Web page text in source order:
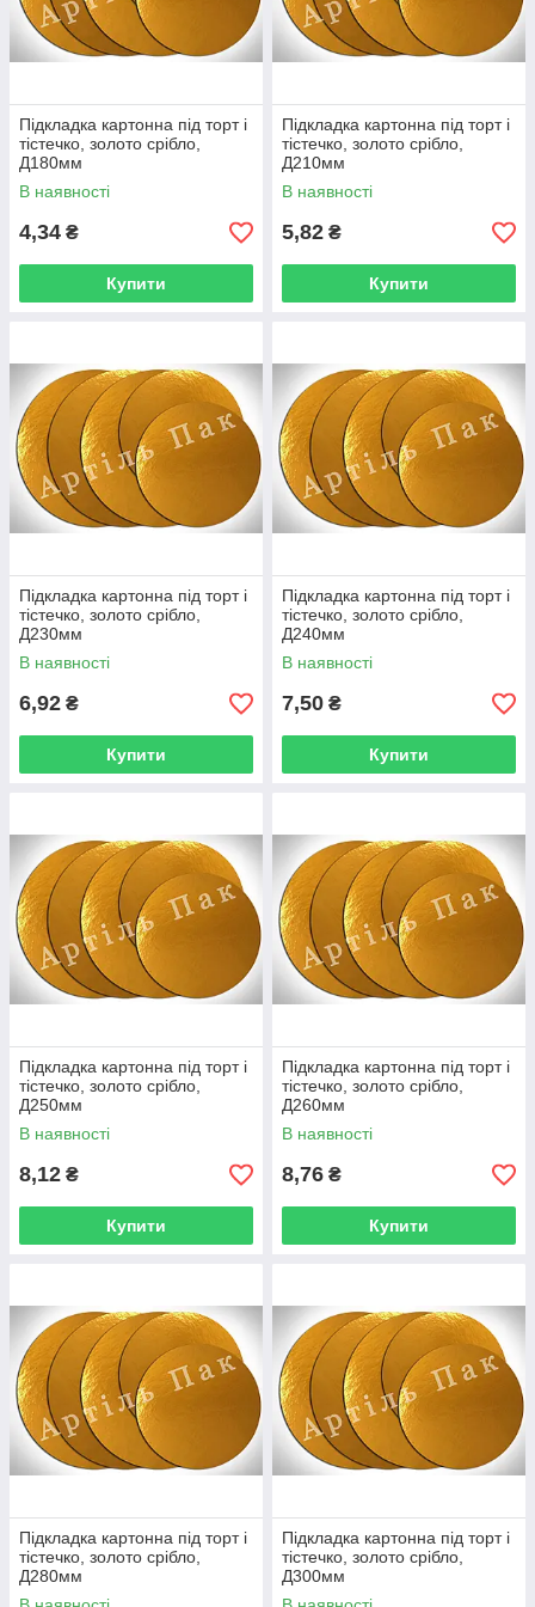
Підкладка картонна під торт і
тістечко, золото срібло,
Д180мм
В наявності
4,34 ₴
Купити
Підкладка картонна під торт і
тістечко, золото срібло,
Д210мм
В наявності
5,82 ₴
Купити
Підкладка картонна під торт і
тістечко, золото срібло,
Д230мм
В наявності
6,92 ₴
Купити
Підкладка картонна під торт і
тістечко, золото срібло,
Д240мм
В наявності
7,50 ₴
Купити
Підкладка картонна під торт і
тістечко, золото срібло,
Д250мм
В наявності
8,12 ₴
Купити
Підкладка картонна під торт і
тістечко, золото срібло,
Д260мм
В наявності
8,76 ₴
Купити
Підкладка картонна під торт і
тістечко, золото срібло,
Д280мм
Підкладка картонна під торт і
тістечко, золото срібло,
Д300мм